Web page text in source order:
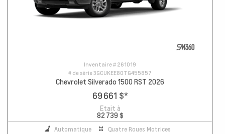
Inventaire # 261019
# de série3GCUKEE80TG455857
Chevrolet Silverado 1500 RST 2026
69 661 $*
Etait à
82 739 $
Automatique Quatre Roues Motrices